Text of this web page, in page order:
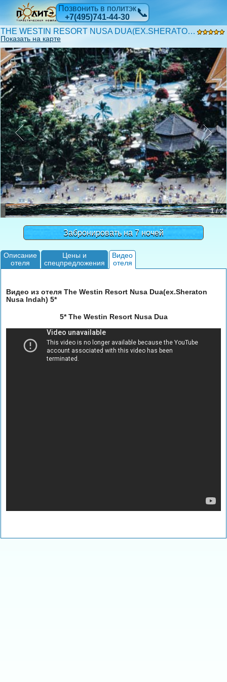
Позвонить в политэк
+7(495)741-44-30
📞
THE WESTIN RESORT NUSA DUA(EX.SHERATON NUSA INDAH) 5*
Показать на карте
1 / 2
Забронировать на 7 ночей
Описание
отеля
Цены и
спецпредложения
Видео
отеля
Видео из отеля The Westin Resort Nusa Dua(ex.Sheraton
Nusa Indah) 5*
5* The Westin Resort Nusa Dua